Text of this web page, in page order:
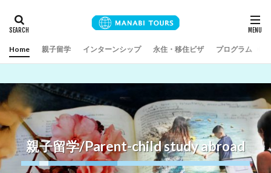
Home 親子留学 インターンシップ 永住・移住ビザ プログラム
親子留学/Parent-child study abroad